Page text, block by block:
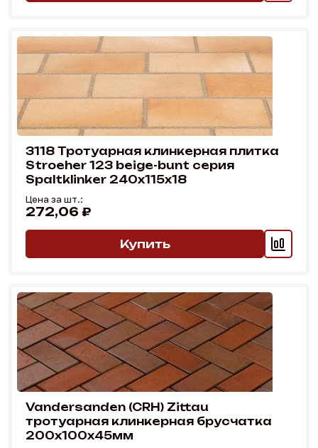
3118 Тротуарная клинкерная плитка
Stroeher 123 beige-bunt серия
Spaltklinker 240х115х18
Цена за шт.:
272,06 ₽
Купить
Vandersanden (CRH) Zittau
тротуарная клинкерная брусчатка
200x100x45мм